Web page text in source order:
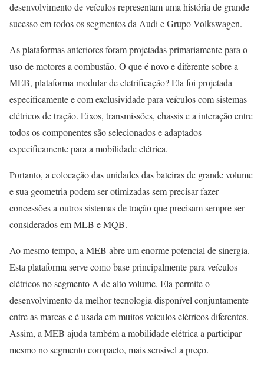
desenvolvimento de veículos representam uma história de grande
sucesso em todos os segmentos da Audi e Grupo Volkswagen.
As plataformas anteriores foram projetadas primariamente para o
uso de motores a combustão. O que é novo e diferente sobre a
MEB, plataforma modular de eletrificação? Ela foi projetada
especificamente e com exclusividade para veículos com sistemas
elétricos de tração. Eixos, transmissões, chassis e a interação entre
todos os componentes são selecionados e adaptados
especificamente para a mobilidade elétrica.
Portanto, a colocação das unidades das bateiras de grande volume
e sua geometria podem ser otimizadas sem precisar fazer
concessões a outros sistemas de tração que precisam sempre ser
considerados em MLB e MQB.
Ao mesmo tempo, a MEB abre um enorme potencial de sinergia.
Esta plataforma serve como base principalmente para veículos
elétricos no segmento A de alto volume. Ela permite o
desenvolvimento da melhor tecnologia disponível conjuntamente
entre as marcas e é usada em muitos veículos elétricos diferentes.
Assim, a MEB ajuda também a mobilidade elétrica a participar
mesmo no segmento compacto, mais sensível a preço.